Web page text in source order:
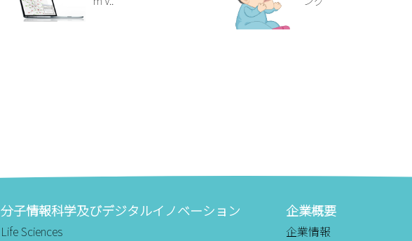
分子情報科学及びデジタルイノベーション
Life Sciences
企業概要
企業情報